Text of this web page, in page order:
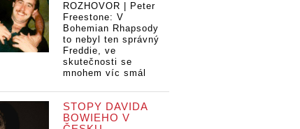
ROZHOVOR | Peter
Freestone: V
Bohemian Rhapsody
to nebyl ten správný
Freddie, ve
skutečnosti se
mnohem víc smál
STOPY DAVIDA
BOWIEHO V